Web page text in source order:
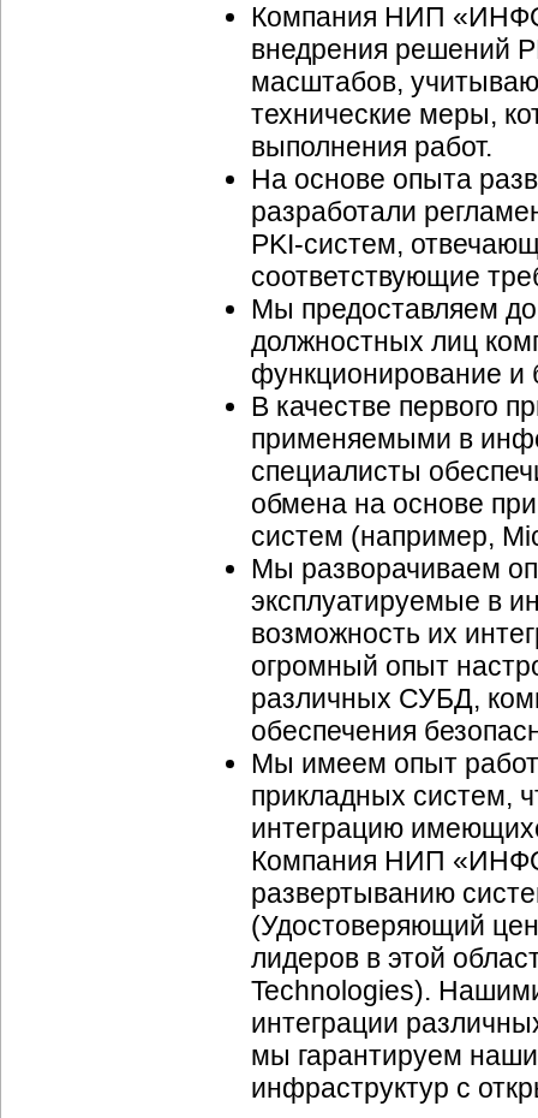
Компания НИП
внедрения решений
масштабов,
технические меры,
выполнения работ.
На основе опыта
разработали
PKI-систем,
соответствующие
Мы предоставляем
должностных лиц
функционирование и
В качестве первого
применяемыми в
специалисты
обмена на основе
систем (например,
Мы разворачиваем
эксплуатируемые в
возможность их
огромный опыт
различных СУБД,
обеспечения
Мы имеем опыт
прикладных систем,
интеграцию
Компания НИП
развертыванию
(Удостоверяющий
лидеров в этой
Technologies).
интеграции
мы гарантируем
инфраструктур с